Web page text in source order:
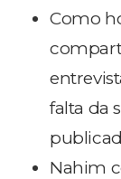
Como
falta da
Nahim